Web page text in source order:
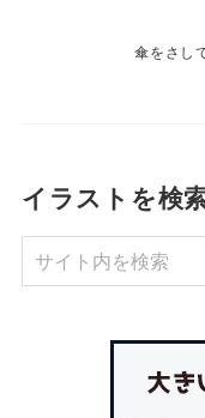
傘をさし
イラストを検